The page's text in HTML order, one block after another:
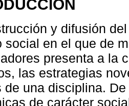
y difusión
social en el que de
presenta a la
las estrategias
de una disciplina.
de carácter